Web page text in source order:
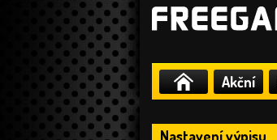
Akční
Nastavení výpisu